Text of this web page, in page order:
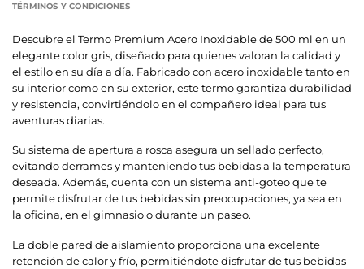
TÉRMINOS Y CONDICIONES
Descubre el Termo Premium Acero Inoxidable de 500 ml en un
elegante color gris, diseñado para quienes valoran la calidad y
el estilo en su día a día. Fabricado con acero inoxidable tanto en
su interior como en su exterior, este termo garantiza durabilidad
y resistencia, convirtiéndolo en el compañero ideal para tus
aventuras diarias.
Su sistema de apertura a rosca asegura un sellado perfecto,
evitando derrames y manteniendo tus bebidas a la temperatura
deseada. Además, cuenta con un sistema anti-goteo que te
permite disfrutar de tus bebidas sin preocupaciones, ya sea en
la oficina, en el gimnasio o durante un paseo.
La doble pared de aislamiento proporciona una excelente
retención de calor y frío, permitiéndote disfrutar de tus bebidas